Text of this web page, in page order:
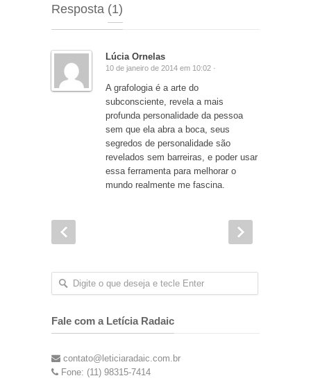
Resposta (1)
Lúcia Ornelas
10 de janeiro de 2014 em 10:02 ·
A grafologia é a arte do
subconsciente, revela a mais
profunda personalidade da pessoa
sem que ela abra a boca, seus
segredos de personalidade são
revelados sem barreiras, e poder usar
essa ferramenta para melhorar o
mundo realmente me fascina.
Fale com a Letícia Radaic
contato@leticiaradaic.com.br
Fone: (11) 98315-7414